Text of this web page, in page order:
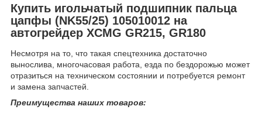
Купить игольчатый подшипник пальца
цапфы (NK55/25) 105010012 на
автогрейдер XCMG GR215, GR180
Несмотря на то, что такая спецтехника достаточно
вынослива, многочасовая работа, езда по бездорожью может
отразиться на техническом состоянии и потребуется ремонт
и замена запчастей.
Преимущества наших товаров: